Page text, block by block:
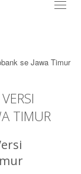
TIMUR